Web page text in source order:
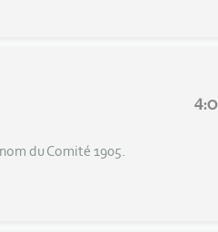
du Comité 1905.